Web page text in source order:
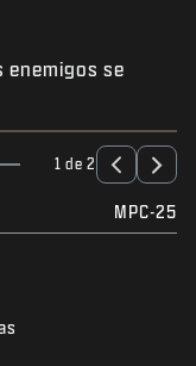
enemigos se
1 de 2
MPC-25